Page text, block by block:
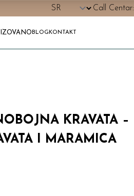
Call Centar:
BLOG KONTAKT
KRAVATA –
I MARAMICA